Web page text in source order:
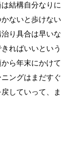
結構自分なりに
ないと歩けない
り具合は早いな
ればいいという
ら年末にかけて
ングはまだすぐ
していって、ま